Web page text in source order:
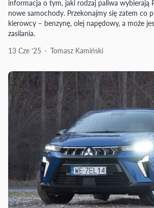
informacja o tym, jaki rodzaj paliwa wybierają
nowe samochody. Przekonajmy się zatem co
kierowcy – benzynę, olej napędowy, a może
zasilania.
13 Cze ‘25
Tomasz Kamiński